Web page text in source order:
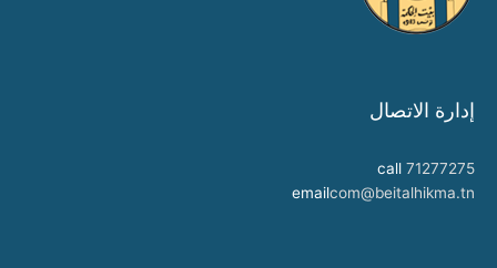
إدارة الاتصال
call 71277275
emailcom@beitalhikma.tn